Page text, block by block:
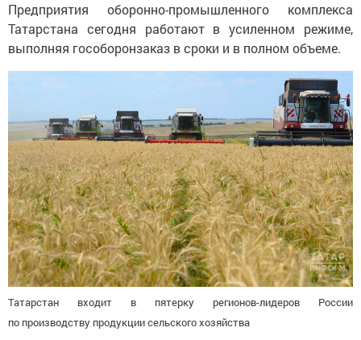
Предприятия оборонно-промышленного комплекса
Татарстана сегодня работают в усиленном режиме,
выполняя гособоронзаказ в сроки и в полном объеме.
Татарстан входит в пятерку регионов-лидеров России
по производству продукции сельского хозяйства